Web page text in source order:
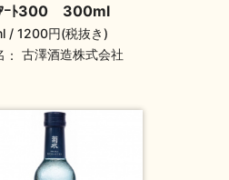
ﾄ300 300ml
1200円(税抜き)
古澤酒造株式会社